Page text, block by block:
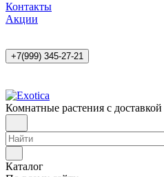
Контакты
Акции
+7(999) 345-27-21
Комнатные растения с
Каталог